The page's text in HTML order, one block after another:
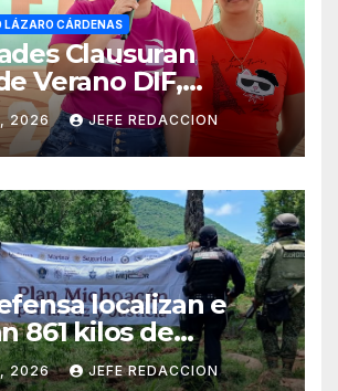
LÁZARO CÁRDENAS
Clausuran
Verano DIF,
Pública y Casa de
2026 JEFE REDACCION
localizan e
861 kilos de
en Huetamo
2026 JEFE REDACCION